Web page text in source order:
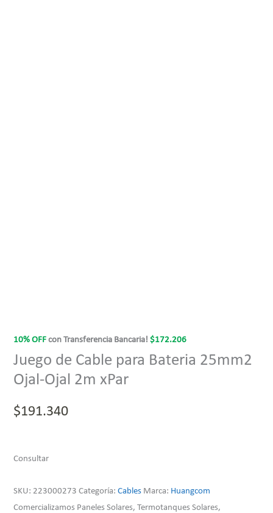
10% OFF con Transferencia Bancaria!$172.206
Juego de Cable para Bateria 25mm2
Ojal-Ojal 2m xPar
$191.340
Consultar
SKU: 223000273 Categoría:Cables Marca: Huangcom
Comercializamos Paneles Solares, Termotanques Solares,